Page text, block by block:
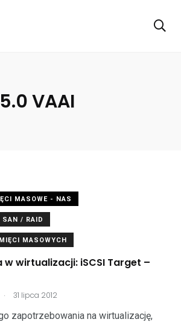
VAAI
MASOWE - NAS
SAN / RAID
MASOWYCH
wirtualizacji: iSCSI Target –
. 31 lipca 2012
zapotrzebowania na wirtualizację,